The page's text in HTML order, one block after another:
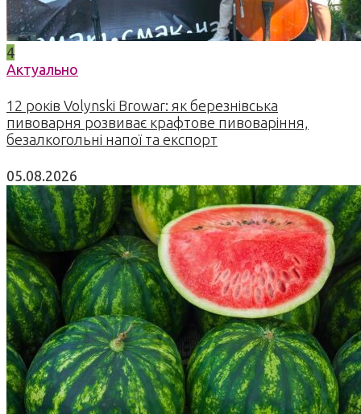
4
Актуально
12 років Volynski Browar: як березнівська
пивоварня розвиває крафтове пивоваріння,
безалкогольні напої та експорт
05.08.2026